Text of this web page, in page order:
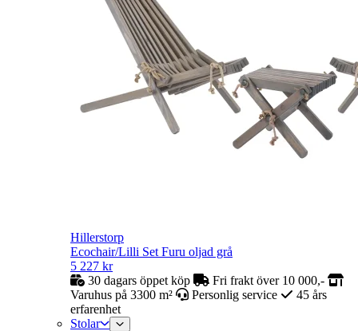
Hillerstorp
Ecochair/Lilli Set Furu oljad grå
5 227 kr
30 dagars öppet köp
Fri frakt över 10 000,-
Varuhus på 3300 m²
Personlig service
45 års
erfarenhet
Stolar